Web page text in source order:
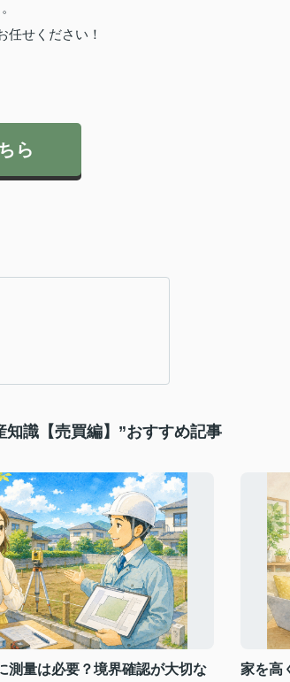
任せください！
ら
知識【売買編】”おすすめ記事
測量は必要？境界確認が大切な
家を高